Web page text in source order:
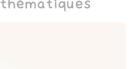
thématiques